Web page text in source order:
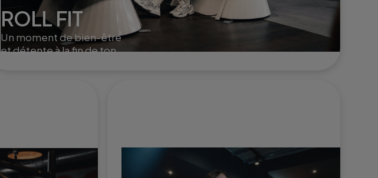
ROLL FIT
Un moment de bien-être
et détente à la fin de ton